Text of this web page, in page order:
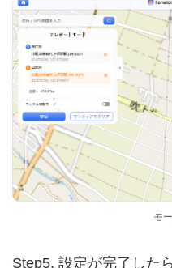
モ
Step5. 設定が完了した